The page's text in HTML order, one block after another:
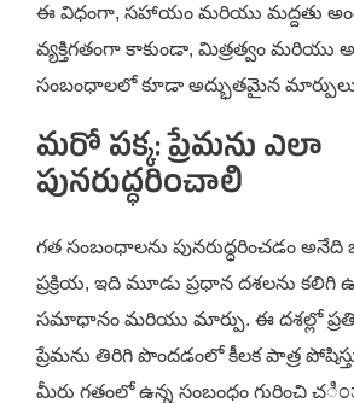
ఈ విధంగా, సహాయం మరియు మద్దతు
వ్యక్తిగతంగా కాకుండా, మిత్రత్వం మరియు
సంబంధాలలో కూడా అద్భుతమైన మార్పులు
మరో పక్క: ప్రేమను ఎలా
పునరుద్ధరించాలి
గత సంబంధాలను పునరుద్ధరించడం
ప్రక్రియ, ఇది మూడు ప్రధాన దశలను కలిగి
సమాధానం మరియు మార్పు. ఈ దశల్లో
ప్రేమను తిరిగి పొందడంలో కీలక పాత్ర
మీరు గతంలో ఉన్న సంబంధం గురించి